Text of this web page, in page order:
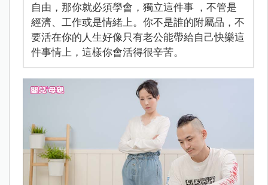
自由，那你就必須學會，獨立這件事 ，不管是
經濟、工作或是情緒上。你不是誰的附屬品，不
要活在你的人生好像只有老公能帶給自己快樂這
件事情上，這樣你會活得很辛苦。